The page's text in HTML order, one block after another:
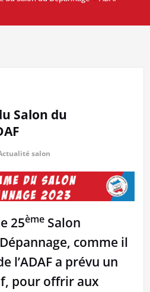
Salon du
salon
25èmeSalon
comme il
l’ADAF a prévu un
pour offrir aux